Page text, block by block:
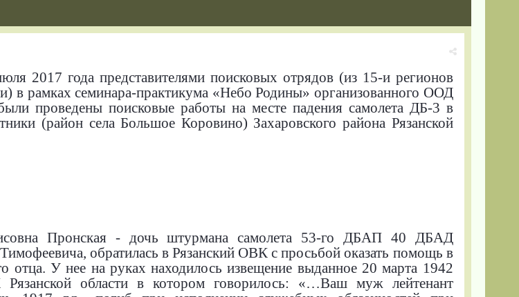
2017 года представителями поисковых отрядов (из 15-и регионов
в рамках семинара-практикума «Небо Родины» организованного ООД
проведены поисковые работы на месте падения самолета ДБ-3 в
(район села Большое Коровино) Захаровского района Рязанской
Пронская - дочь штурмана самолета 53-го ДБАП 40 ДБАД
обратилась в Рязанский ОВК с просьбой оказать помощь в
отца. У нее на руках находилось извещение выданное 20 марта 1942
области в котором говорилось: «…Ваш муж лейтенант